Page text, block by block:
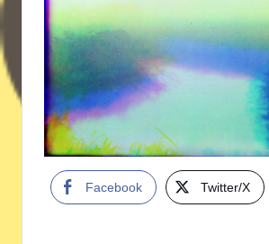
Facebook Twitter/X